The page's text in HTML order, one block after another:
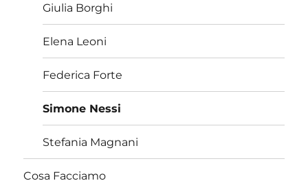
Giulia Borghi
Elena Leoni
Federica Forte
Simone Nessi
Stefania Magnani
Cosa Facciamo